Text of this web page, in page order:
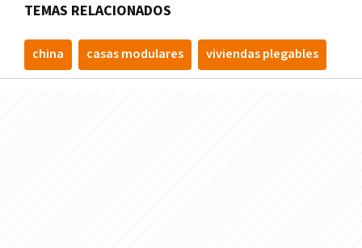
TEMAS RELACIONADOS
china casas modulares viviendas plegables